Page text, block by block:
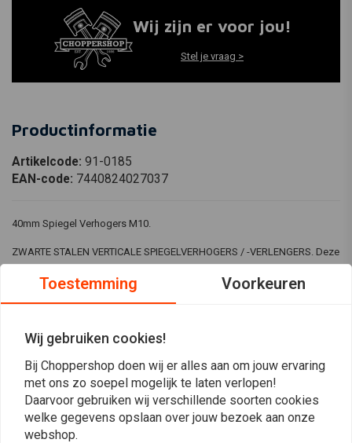
Wij zijn er voor jou!
Stel je vraag >
Productinformatie
Artikelcode: 91-0185
EAN-code: 7440824027037
40mm Spiegel Verhogers M10.
ZWARTE STALEN VERTICALE SPIEGELVERHOGERS / -VERLENGERS. Deze
uw spiegels te herpositioneren zodat u duidelijk langs uw schouders
bestand zijn tegen alle weersomstandigheden.
Perfect voor motorfietsen, scooters en quads.
SPECIFICATIES.
GEPOEDERCOAT STAAL.
Lees meer
Reviews
Toestemming Voorkeuren
Wij gebruiken cookies!
Bij Choppershop doen wij er alles aan om jouw ervaring
met ons zo soepel mogelijk te laten verlopen!
Daarvoor gebruiken wij verschillende soorten cookies
welke gegevens opslaan over jouw bezoek aan onze
webshop.